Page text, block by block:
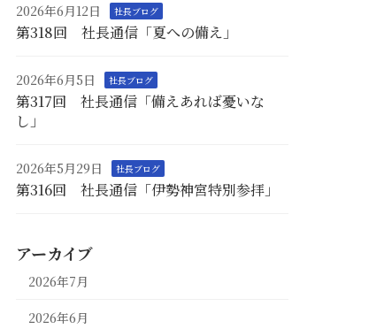
2026年6月12日 社長ブログ
第318回 社長通信「夏への備え」
2026年6月5日 社長ブログ
第317回 社長通信「備えあれば憂いな
し」
2026年5月29日 社長ブログ
第316回 社長通信「伊勢神宮特別参拝」
アーカイブ
2026年7月
2026年6月